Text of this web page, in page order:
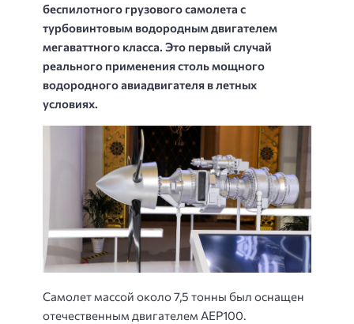
беспилотного грузового самолета с
турбовинтовым водородным двигателем
мегаваттного класса. Это первый случай
реального применения столь мощного
водородного авиадвигателя в летных
условиях.
Самолет массой около 7,5 тонны был оснащен
отечественным двигателем AEP100.